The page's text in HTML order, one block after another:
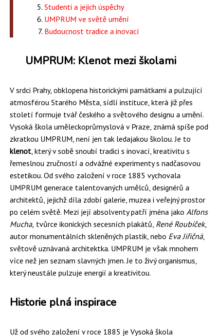
Studenti a jejich úspěchy
UMPRUM ve světě umění
Budoucnost tradice a inovací
UMPRUM: Klenot mezi školami
V srdci Prahy, obklopena historickými památkami a pulzující
atmosférou Starého Města, sídlí instituce, která již přes
století formuje tvář českého a světového designu a umění.
Vysoká škola uměleckoprůmyslová v Praze, známá spíše pod
zkratkou UMPRUM, není jen tak ledajakou školou. Je to
klenot, který v sobě snoubí tradici s inovací, kreativitu s
řemeslnou zručností a odvážné experimenty s nadčasovou
estetikou. Od svého založení v roce 1885 vychovala
UMPRUM generace talentovaných umělců, designérů a
architektů, jejichž díla zdobí galerie, muzea i veřejný prostor
po celém světě. Mezi její absolventy patří jména jako Alfons
Mucha, tvůrce ikonických secesních plakátů, René Roubíček,
autor monumentálních skleněných plastik, nebo Eva Jiřičná,
světově uznávaná architektka. UMPRUM je však mnohem
více než jen seznam slavných jmen. Je to živý organismus,
který neustále pulzuje energií a kreativitou.
Historie plná inspirace
Už od svého založení v roce 1885 je Vysoká škola